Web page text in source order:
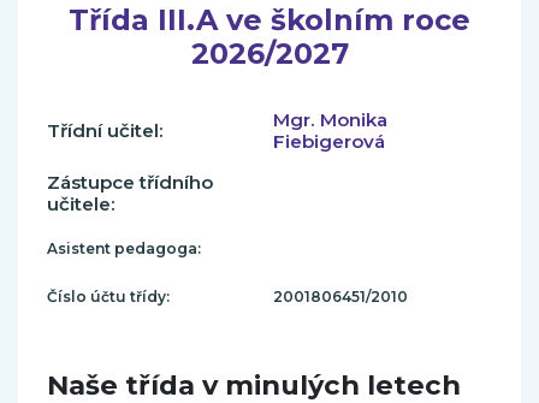
Třída III.A ve školním roce
2026/2027
Třídní učitel:
Mgr. Monika
Fiebigerová
Zástupce třídního
učitele:
Asistent pedagoga:
Číslo účtu třídy: 2001806451/2010
Naše třída v minulých letech